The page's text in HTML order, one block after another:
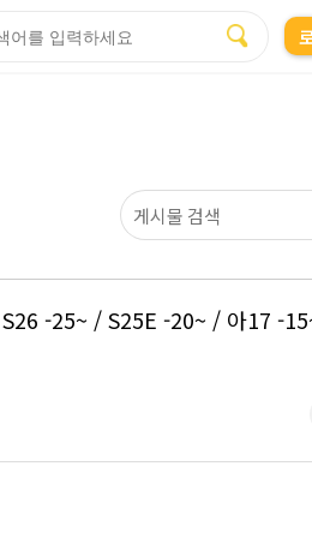
-25~ / S25E -20~ / 아17 -